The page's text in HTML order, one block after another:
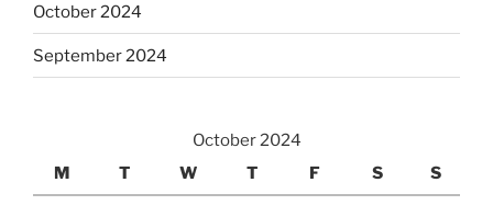
October 2024
September 2024
October 2024
M
T W T F S S